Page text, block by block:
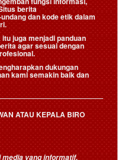
berita
dan kode etik dalam
juga menjadi panduan
agar sesuai dengan
dukungan
kami semakin baik dan
ATAU KEPALA BIRO
media yang informatif,